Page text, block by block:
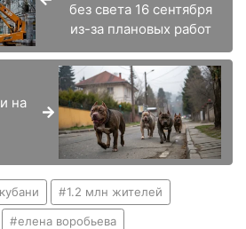
без света 16 сентября
из-за плановых работ
на
1.2 млн жителей
елена воробьева